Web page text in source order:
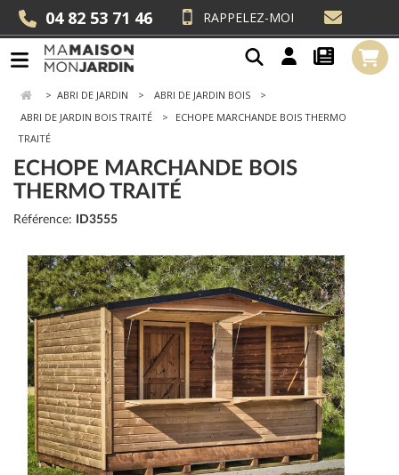
04 82 53 71 46 RAPPELEZ-MOI
> ABRI DE JARDIN
ABRI DE JARDIN BOIS
ABRI DE JARDIN BOIS TRAITÉ
ECHOPE MARCHANDE BOIS THERMO
TRAITÉ
ECHOPE MARCHANDE BOIS
THERMO TRAITÉ
Référence: ID3555